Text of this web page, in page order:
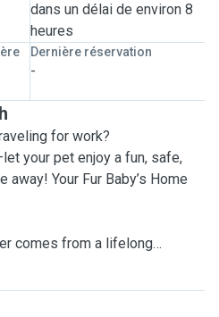
dans un délai de environ 8
heures
Dernière réservation
-
for work?
your pet enjoy a fun, safe,
away! Your Fur Baby’s Home
comes from a lifelong
of providing them with
care while their loved ones
I genuinely relish the